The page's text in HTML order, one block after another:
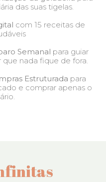
das suas tigelas.
com 15 receitas de
Semanal para guiar
que nada fique de fora.
Estruturada para
e comprar apenas o